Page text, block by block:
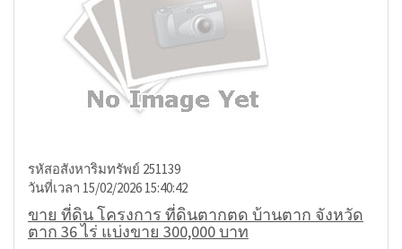
รหัสอสังหาริมทรัพย์ 251139
วันที่เวลา 15/02/2026 15:40:42
ขาย ที่ดิน โครงการ ที่ดินตากตด บ้านตาก จังหวัด
ตาก 36 ไร่ แบ่งขาย 300,000 บาท